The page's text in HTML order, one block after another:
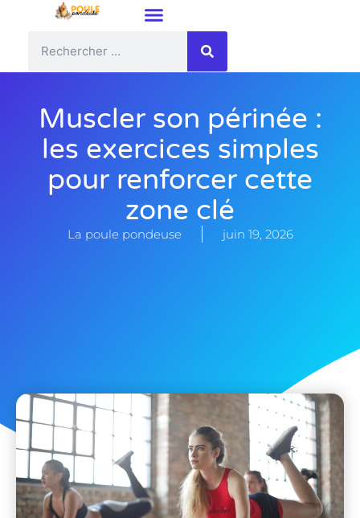
Muscler son périnée :
les exercices simples
pour renforcer cette
zone clé
La poule pondeuse juin 19, 2026